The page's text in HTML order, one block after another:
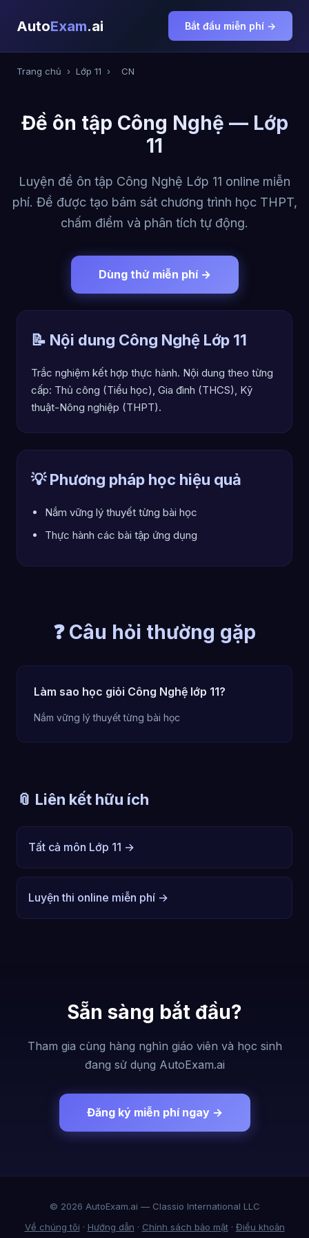
AutoExam.ai Bắt đầu miễn phí →
Trang chủ › Lớp 11 › CN
Đề ôn tập Công Nghệ — Lớp
11
Luyện đề ôn tập Công Nghệ Lớp 11 online miễn
phí. Đề được tạo bám sát chương trình học THPT,
chấm điểm và phân tích tự động.
Dùng thử miễn phí →
📝 Nội dung Công Nghệ Lớp 11
Trắc nghiệm kết hợp thực hành. Nội dung theo từng
cấp: Thủ công (Tiểu học), Gia đình (THCS), Kỹ
thuật-Nông nghiệp (THPT).
💡 Phương pháp học hiệu quả
Nắm vững lý thuyết từng bài học
Thực hành các bài tập ứng dụng
❓ Câu hỏi thường gặp
Làm sao học giỏi Công Nghệ lớp 11?
Nắm vững lý thuyết từng bài học
📎 Liên kết hữu ích
Tất cả môn Lớp 11 →
Luyện thi online miễn phí →
Sẵn sàng bắt đầu?
Tham gia cùng hàng nghìn giáo viên và học sinh
đang sử dụng AutoExam.ai
Đăng ký miễn phí ngay →
© 2026 AutoExam.ai — Classio International LLC
Về chúng tôi · Hướng dẫn · Chính sách bảo mật· Điều khoản